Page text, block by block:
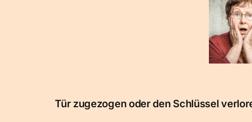
Tür zugezogen oder den Schlüssel